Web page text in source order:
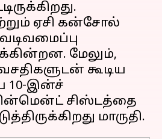
ஏசி கன்சோல்
மேலும்,
கூடிய
10-இன்ச்
சிஸ்டத்தை